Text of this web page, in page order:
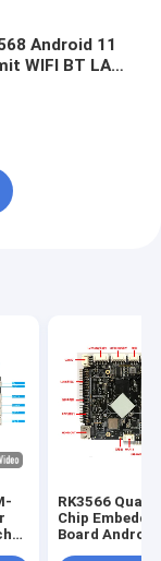
Android 11
WIFI BT LAN
RK3566
Chip
Board Android